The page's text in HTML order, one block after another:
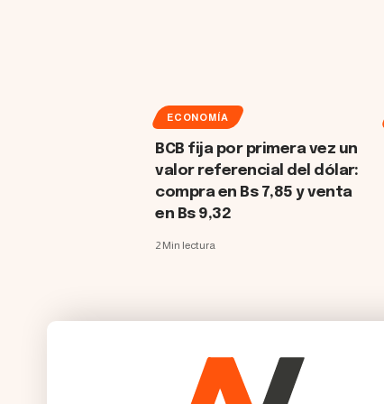
ECONOMÍA
BCB fija por primera vez un
valor referencial del dólar:
compra en Bs 7,85 y venta
en Bs 9,32
2 Min lectura